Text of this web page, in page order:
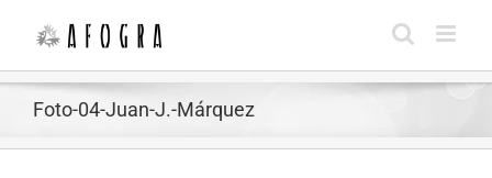
contenido
Foto-04-Juan-J.-Márquez